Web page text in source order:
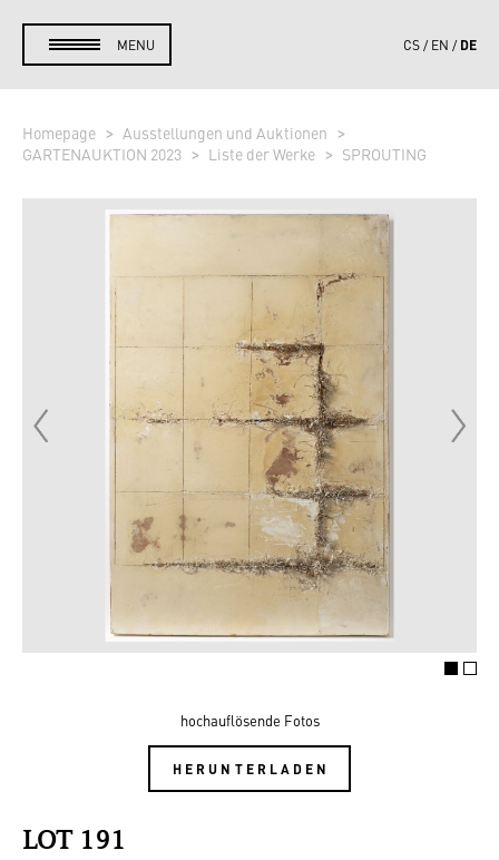
MENU CS EN DE
Homepage
Ausstellungen und Auktionen
GARTENAUKTION 2023
Liste der Werke SPROUTING
hochauflösende Fotos
HERUNTERLADEN
LOT 191